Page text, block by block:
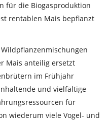
für die Biogasproduktion
rentablen Mais bepflanzt
Mais anteilig ersetzt
im Frühjahr
und vielfältige
für
wiederum viele Vogel- und